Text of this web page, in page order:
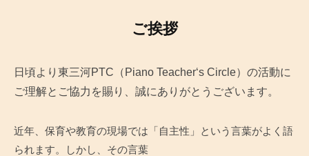
ご挨拶
日頃より東三河PTC（Piano Teacher‘s Circle）の活動に
ご理解とご協力を賜り、誠にありがとうございます。
近年、保育や教育の現場では「自主性」という言葉がよく語
られます。しかし、その言葉